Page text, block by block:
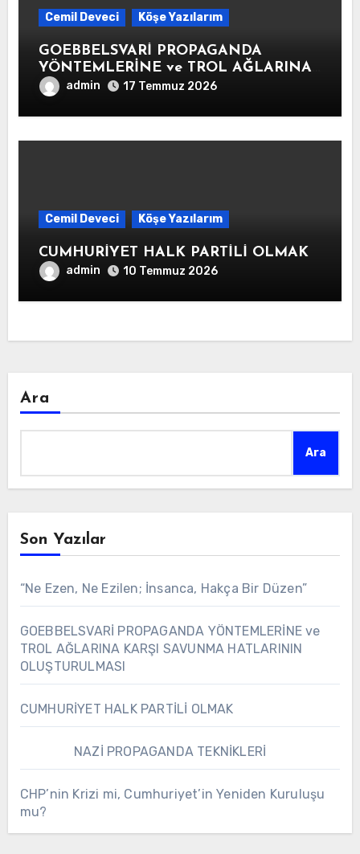
Cemil Deveci Köşe Yazılarım
GOEBBELSVARİ PROPAGANDA
YÖNTEMLERİNE ve TROL AĞLARINA
KARŞI SAVUNMA HATLARININ
OLUŞTURULMASI
admin 17 Temmuz 2026
Cemil Deveci Köşe Yazılarım
CUMHURİYET HALK PARTİLİ OLMAK
admin 10 Temmuz 2026
Ara
Ara
Son Yazılar
“Ne Ezen, Ne Ezilen; İnsanca, Hakça Bir Düzen”
GOEBBELSVARİ PROPAGANDA YÖNTEMLERİNE ve
TROL AĞLARINA KARŞI SAVUNMA HATLARININ
OLUŞTURULMASI
CUMHURİYET HALK PARTİLİ OLMAK
NAZİ PROPAGANDA TEKNİKLERİ
CHP’nin Krizi mi, Cumhuriyet’in Yeniden Kuruluşu
mu?